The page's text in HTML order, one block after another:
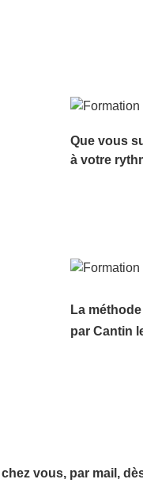
Que vous
à votre
La
par Cantin
vous, par mail,